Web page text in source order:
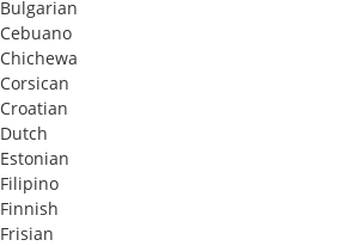
Bulgarian
Cebuano
Chichewa
Corsican
Croatian
Dutch
Estonian
Filipino
Finnish
Frisian